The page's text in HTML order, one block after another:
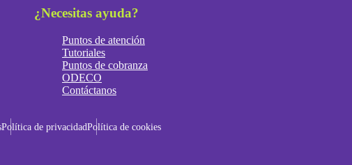
¿Necesitas ayuda?
Puntos de atención
Tutoriales
Puntos de cobranza
ODECO
Contáctanos
Política de privacidadPolítica de cookies